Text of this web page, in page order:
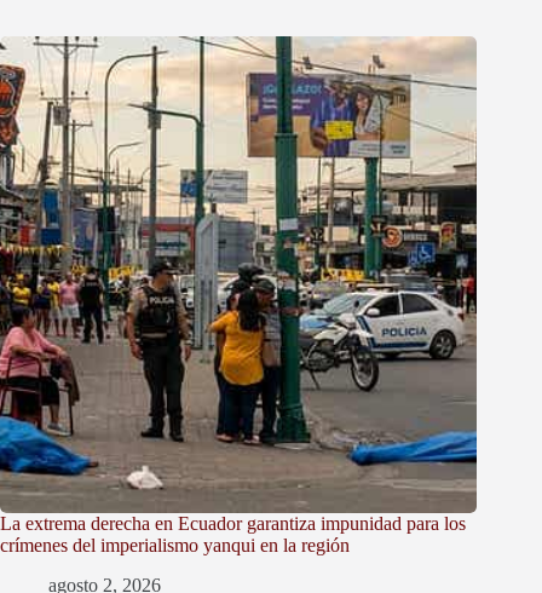
La extrema derecha en Ecuador garantiza impunidad para los
crímenes del imperialismo yanqui en la región
agosto 2, 2026